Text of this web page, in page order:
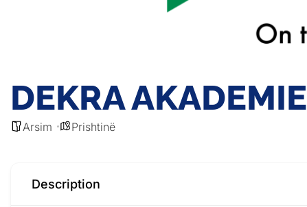
DEKRA AKADEMIE
Arsim Prishtinë
Description